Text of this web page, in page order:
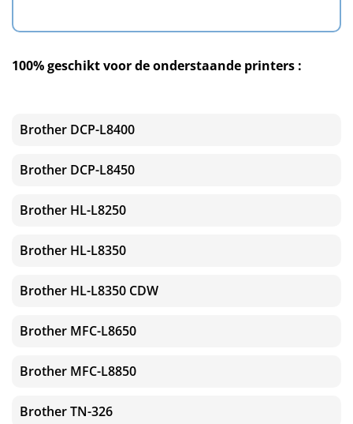
100% geschikt voor de onderstaande printers :
Brother DCP-L8400
Brother DCP-L8450
Brother HL-L8250
Brother HL-L8350
Brother HL-L8350 CDW
Brother MFC-L8650
Brother MFC-L8850
Brother TN-326